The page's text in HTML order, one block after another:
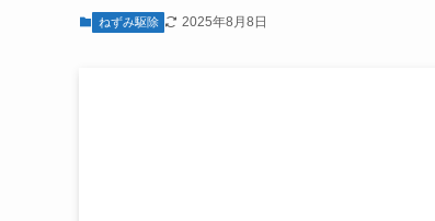
ねずみ駆除 2025年8月8日